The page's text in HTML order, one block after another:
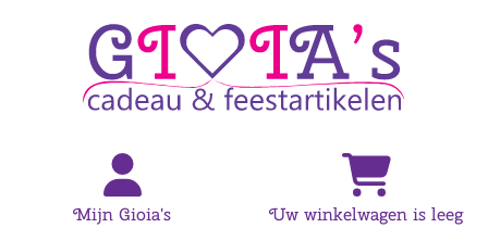
Mijn Gioia's Uw winkelwagen is leeg